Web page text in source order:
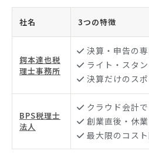
社名 3つの特徴
鍔本達也税
理士事務所
決算・申告の
ライト・スタ
決算だけのス
BPS税理士
法人
クラウド会計
創業直後・休
最大限のコス